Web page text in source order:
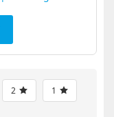
2 1